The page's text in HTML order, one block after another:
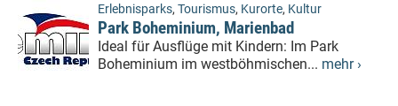
Erlebnisparks, Tourismus, Kurorte, Kultur
Park Boheminium, Marienbad
Ideal für Ausflüge mit Kindern: Im Park
Boheminium im westböhmischen... mehr ›